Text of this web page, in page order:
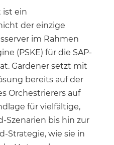
ist ein
der einzige
im Rahmen
(PSKE) für die SAP-
Gardener setzt mit
bereits auf der
Orchestrierers auf
für vielfältige,
Szenarien bis hin zur
Strategie, wie sie in